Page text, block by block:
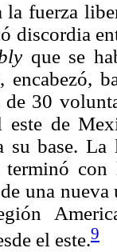
fuerza
discordia
que se
encabezó,
30
de
su base.
una
el este.9